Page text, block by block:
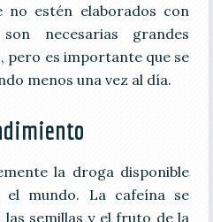
no estén elaborados con
necesarias grandes
pero es importante que se
menos una vez al día.
la droga disponible
mundo. La cafeína se
semillas y el fruto de la